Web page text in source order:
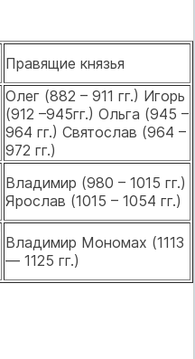
Правящие князья
Олег (882 – 911 гг.) Игорь
(912 –945гг.) Ольга (945 –
964 гг.) Святослав (964 –
972 гг.)
Владимир (980 – 1015 гг.)
Ярослав (1015 – 1054 гг.)
Владимир Мономах (1113
— 1125 гг.)